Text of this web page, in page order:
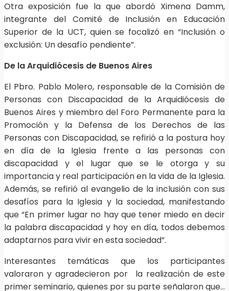
Otra exposición fue la que abordó Ximena Damm,
integrante del Comité de Inclusión en Educación
Superior de la UCT, quien se focalizó en “Inclusión o
exclusión: Un desafío pendiente”.
De la Arquidiócesis de Buenos Aires
El Pbro. Pablo Molero, responsable de la Comisión de
Personas con Discapacidad de la Arquidiócesis de
Buenos Aires y miembro del Foro Permanente para la
Promoción y la Defensa de los Derechos de las
Personas con Discapacidad, se refirió a la postura hoy
en día de la Iglesia frente a las personas con
discapacidad y el lugar que se le otorga y su
importancia y real participación en la vida de la Iglesia.
Además, se refirió al evangelio de la inclusión con sus
desafíos para la Iglesia y la sociedad, manifestando
que “En primer lugar no hay que tener miedo en decir
la palabra discapacidad y hoy en día, todos debemos
adaptarnos para vivir en esta sociedad”.
Interesantes temáticas que los participantes
valoraron y agradecieron por la realización de este
primer seminario, quienes por su parte señalaron que…